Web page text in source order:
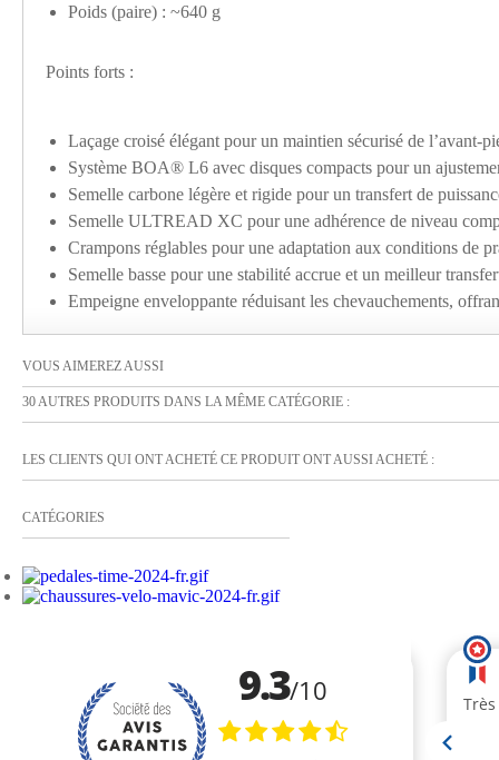
Poids (paire) : ~640 g
Points forts :
Laçage croisé élégant pour un maintien sécurisé de l’avant-
Système BOA® L6 avec disques compacts pour un
Semelle carbone légère et rigide pour un transfert de
Semelle ULTREAD XC pour une adhérence de niveau
Crampons réglables pour une adaptation aux conditions de
Semelle basse pour une stabilité accrue et un meilleur
Empeigne enveloppante réduisant les chevauchements,
VOUS AIMEREZ AUSSI
30 AUTRES PRODUITS DANS LA MÊME CATÉGORIE :
LES CLIENTS QUI ONT ACHETÉ CE PRODUIT ONT AUSSI ACHETÉ :
CATÉGORIES